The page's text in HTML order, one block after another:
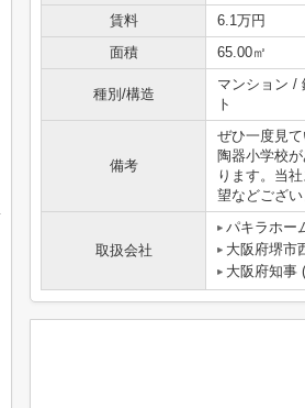
賃料 6.1万円
面積
65.00㎡
種別/構造
マンション /
ト
備考
ぜひ一度見
陶器小学校
ります。当
望などござ
取扱会社
パキラホー
大阪府堺市
大阪府知事